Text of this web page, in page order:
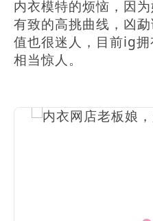
内衣模特的烦恼，因
有致的高挑曲线，凶
值也很迷人，目前ig
相当惊人。